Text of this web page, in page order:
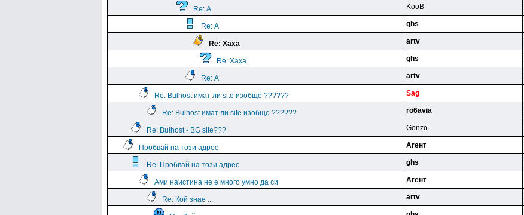
Re: А KooB
Re: А ghs
Re: Хаха artv
Re: Хаха ghs
Re: А artv
Re: Bulhost имат ли site изобщо ?????? Sag
Re: Bulhost имат ли site изобщо ?????? ro6avia
Re: Bulhost - BG site??? Gonzo
Пробвай на този адрес Areнт
Re: Пробвай на този адрес ghs
Ами наистина не е много умно да си Areнт
Re: Кой знае ... artv